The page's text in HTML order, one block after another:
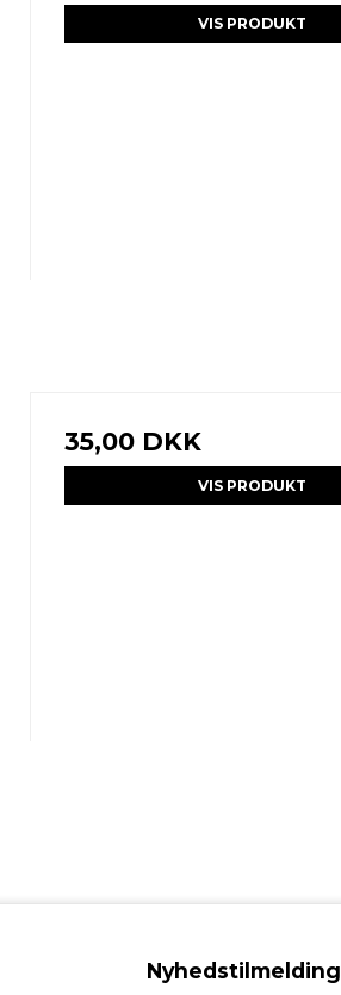
VIS PRODUKT
35,00 DKK
VIS PRODUKT
Nyhedstilmelding